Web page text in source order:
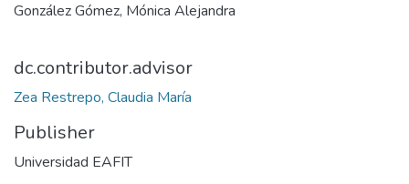
González Gómez, Mónica Alejandra
dc.contributor.advisor
Zea Restrepo, Claudia María
Publisher
Universidad EAFIT